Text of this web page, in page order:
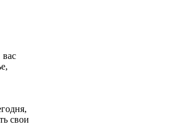
вас
свои